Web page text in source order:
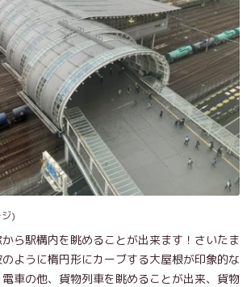
)
ら駅構内を眺めることが出来ます！さいたま
ように楕円形にカーブする大屋根が印象的な
車の他、貨物列車を眺めることが出来、貨物